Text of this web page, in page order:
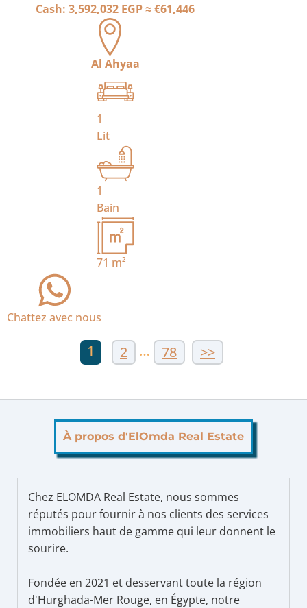
Cash: 3,592,032 EGP≈€61,446
Al Ahyaa
1
Lit
1
Bain
71 m²
Chattez avec nous
1 2 … 78 >>
À propos d'ElOmda Real Estate
Chez ELOMDA Real Estate, nous sommes
réputés pour fournir à nos clients des services
immobiliers haut de gamme qui leur donnent le
sourire.
Fondée en 2021 et desservant toute la région
d'Hurghada-Mer Rouge, en Égypte, notre